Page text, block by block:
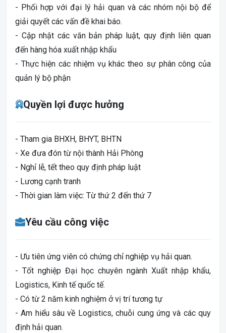
- Phối hợp với đại lý hải quan và các nhóm nội bộ để
giải quyết các vấn đề khai báo.
- Cập nhật các văn bản pháp luật, quy định liên quan
đến hàng hóa xuất nhập khẩu
- Thực hiện các nhiệm vụ khác theo sự phân công của
quản lý bộ phận
Quyền lợi được hưởng
- Tham gia BHXH, BHYT, BHTN
- Xe đưa đón từ nội thành Hải Phòng
- Nghỉ lễ, tết theo quy định pháp luật
- Lương cạnh tranh
- Thời gian làm việc: Từ thứ 2 đến thứ 7
Yêu cầu công việc
- Ưu tiên ứng viên có chứng chỉ nghiệp vụ hải quan.
- Tốt nghiệp Đại học chuyên ngành Xuất nhập khẩu,
Logistics, Kinh tế quốc tế.
- Có từ 2 năm kinh nghiệm ở vị trí tương tự
- Am hiểu sâu về Logistics, chuỗi cung ứng và các quy
định hải quan.